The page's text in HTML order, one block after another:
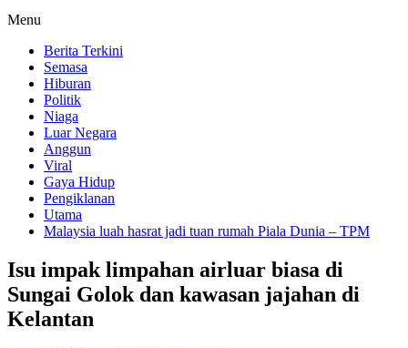
Menu
Berita Terkini
Semasa
Hiburan
Politik
Niaga
Luar Negara
Anggun
Viral
Gaya Hidup
Pengiklanan
Utama
Malaysia luah hasrat jadi tuan rumah Piala Dunia – TPM
Isu impak limpahan airluar biasa di
Sungai Golok dan kawasan jajahan di
Kelantan